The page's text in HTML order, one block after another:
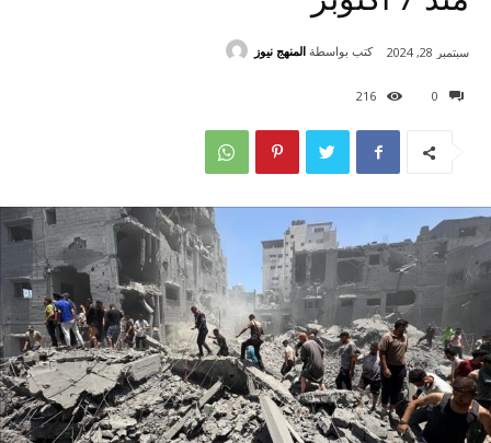
0
216
سبتمبر 28, 2024 كتب بواسطة المنهج نيوز